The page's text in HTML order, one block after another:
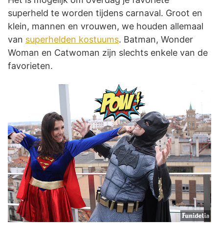
superheld te worden tijdens carnaval. Groot en
klein, mannen en vrouwen, we houden allemaal
van superhelden kostuums. Batman, Wonder
Woman en Catwoman zijn slechts enkele van de
favorieten.